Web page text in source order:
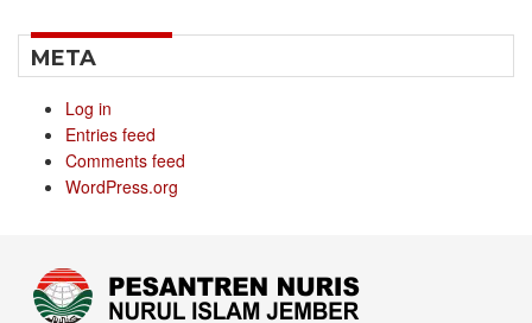
META
Log in
Entries feed
Comments feed
WordPress.org